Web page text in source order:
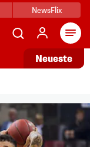
NewsFlix
Neueste